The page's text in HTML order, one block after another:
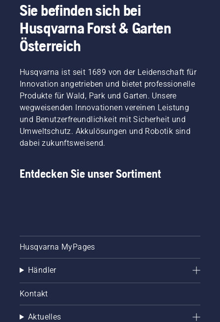
Sie befinden sich bei
Husqvarna Forst & Garten
Österreich
Husqvarna ist seit 1689 von der Leidenschaft für
Innovation angetrieben und bietet professionelle
Produkte für Wald, Park und Garten. Unsere
wegweisenden Innovationen vereinen Leistung
und Benutzerfreundlichkeit mit Sicherheit und
Umweltschutz. Akkulösungen und Robotik sind
dabei zukunftsweisend.
Entdecken Sie unser Sortiment
Husqvarna MyPages
Händler
Kontakt
Aktuelles